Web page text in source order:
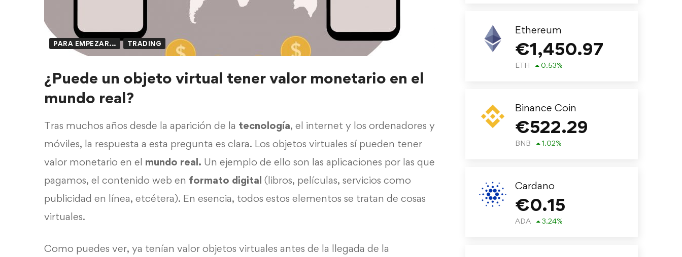
PARA EMPEZAR... TRADING
¿Puede un objeto virtual tener valor monetario en el
mundo real?
Tras muchos años desde la aparición de la tecnología, el internet y los ordenadores y
móviles, la respuesta a esta pregunta es clara. Los objetos virtuales sí pueden tener
valor monetario en el mundo real. Un ejemplo de ello son las aplicaciones por las que
pagamos, el contenido web en formato digital (libros, películas, servicios como
publicidad en línea, etcétera). En esencia, todos estos elementos se tratan de cosas
virtuales.
Como puedes ver, ya tenían valor objetos virtuales antes de la llegada de la
Ethereum
€1,450.97
ETH 0.53%
Binance Coin
€522.29
BNB 1.02%
Cardano
€0.15
ADA 3.24%